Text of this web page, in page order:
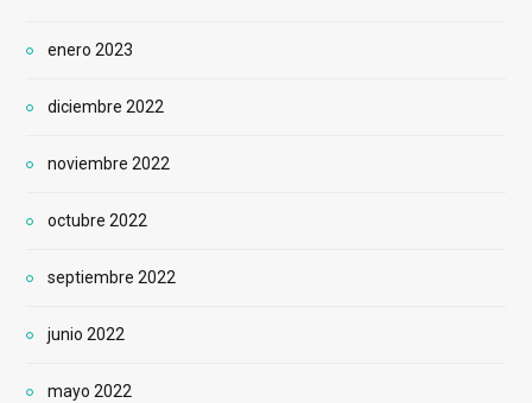
enero 2023
diciembre 2022
noviembre 2022
octubre 2022
septiembre 2022
junio 2022
mayo 2022